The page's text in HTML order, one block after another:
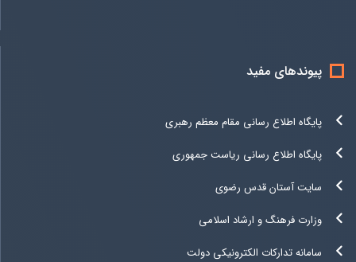
پیوندهای مفید
پایگاه اطلاع رسانی مقام معظم رهبری
پایگاه اطلاع رسانی ریاست جمهوری
سایت آستان قدس رضوی
وزارت فرهنگ و ارشاد اسلامی
سامانه تدارکات الکترونیکی دولت